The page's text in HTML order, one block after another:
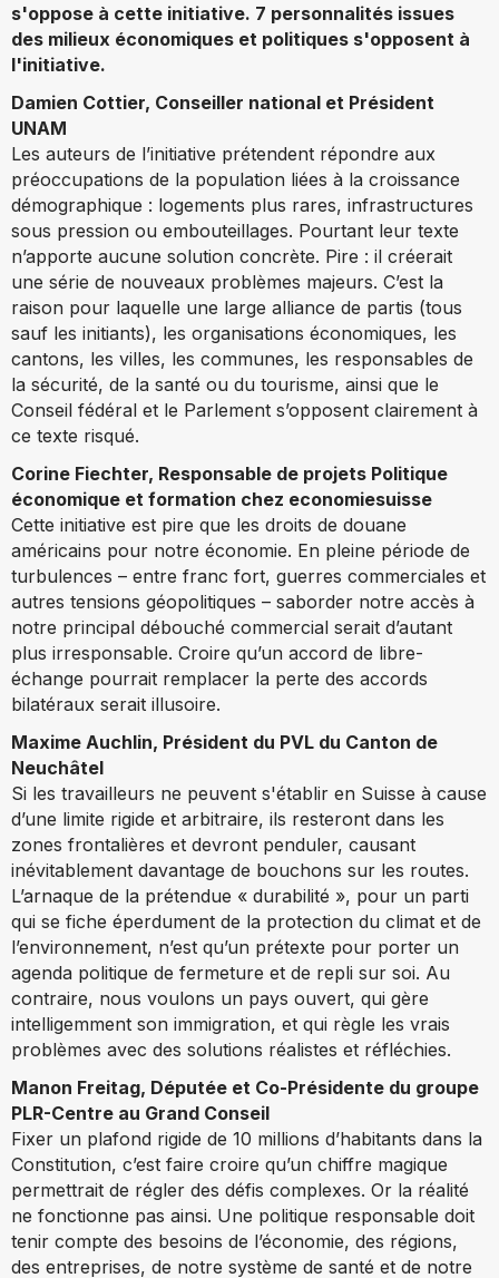
s'oppose à cette initiative. 7 personnalités issues
des milieux économiques et politiques s'opposent à
l'initiative.
Damien Cottier, Conseiller national et Président
UNAM
Les auteurs de l’initiative prétendent répondre aux
préoccupations de la population liées à la croissance
démographique : logements plus rares, infrastructures
sous pression ou embouteillages. Pourtant leur texte
n’apporte aucune solution concrète. Pire : il créerait
une série de nouveaux problèmes majeurs. C’est la
raison pour laquelle une large alliance de partis (tous
sauf les initiants), les organisations économiques, les
cantons, les villes, les communes, les responsables de
la sécurité, de la santé ou du tourisme, ainsi que le
Conseil fédéral et le Parlement s’opposent clairement à
ce texte risqué.
Corine Fiechter, Responsable de projets Politique
économique et formation chez economiesuisse
Cette initiative est pire que les droits de douane
américains pour notre économie. En pleine période de
turbulences – entre franc fort, guerres commerciales et
autres tensions géopolitiques – saborder notre accès à
notre principal débouché commercial serait d’autant
plus irresponsable. Croire qu’un accord de libre-
échange pourrait remplacer la perte des accords
bilatéraux serait illusoire.
Maxime Auchlin, Président du PVL du Canton de
Neuchâtel
Si les travailleurs ne peuvent s'établir en Suisse à cause
d’une limite rigide et arbitraire, ils resteront dans les
zones frontalières et devront penduler, causant
inévitablement davantage de bouchons sur les routes.
L’arnaque de la prétendue « durabilité », pour un parti
qui se fiche éperdument de la protection du climat et de
l’environnement, n’est qu’un prétexte pour porter un
agenda politique de fermeture et de repli sur soi. Au
contraire, nous voulons un pays ouvert, qui gère
intelligemment son immigration, et qui règle les vrais
problèmes avec des solutions réalistes et réfléchies.
Manon Freitag, Députée et Co-Présidente du groupe
PLR-Centre au Grand Conseil
Fixer un plafond rigide de 10 millions d’habitants dans la
Constitution, c’est faire croire qu’un chiffre magique
permettrait de régler des défis complexes. Or la réalité
ne fonctionne pas ainsi. Une politique responsable doit
tenir compte des besoins de l’économie, des régions,
des entreprises, de notre système de santé et de notre